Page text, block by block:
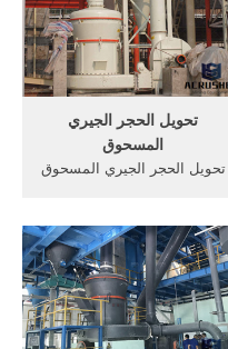
طحن .
تحويل الحجر الجيري
المسحوق
تحويل الحجر الجيري المسحوق
له كيميائياً CaCO 3) هو حجر
رسوبي ناشئ من رواسب أحياء
مائية متكلسة كالمرجان
والمنخربات والرخويات و كذلك
على ...